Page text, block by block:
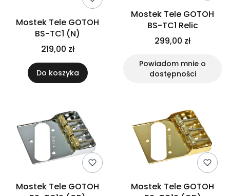
Mostek Tele GOTOH
BS-TC1 (N)
219,00 zł
Do koszyka
Mostek Tele GOTOH
BS-TC1 Relic
299,00 zł
Powiadom mnie o
dostępności
Mostek Tele GOTOH
Mostek Tele GOTOH